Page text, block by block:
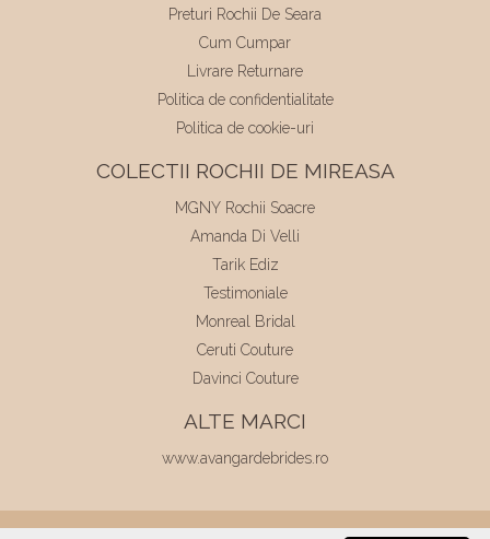
Preturi Rochii De Seara
Cum Cumpar
Livrare Returnare
Politica de confidentialitate
Politica de cookie-uri
COLECTII ROCHII DE MIREASA
MGNY Rochii Soacre
Amanda Di Velli
Tarik Ediz
Testimoniale
Monreal Bridal
Ceruti Couture
Davinci Couture
ALTE MARCI
www.avangardebrides.ro